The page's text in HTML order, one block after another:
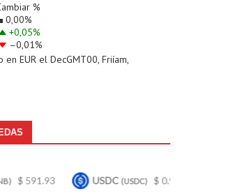
%
0,00%
+0,05%
–0,01%
en EUR el DecGMT00, Friíam,
USDC (USDC) $ 0.999738